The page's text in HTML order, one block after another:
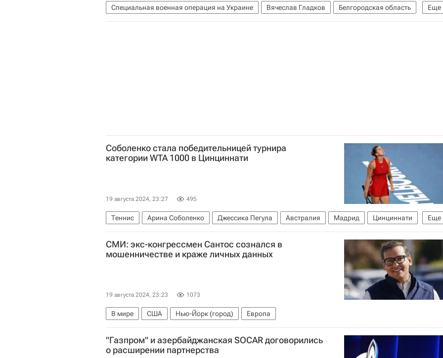
Еще
Специальная военная операция на Украине Вячеслав Гладков
Белгородская область
Происшествия
Соболенко стала победительницей турнира
категории WTA 1000 в Цинциннати
19 августа 2024, 23:27 495
Еще
Теннис Арина Соболенко Джессика Пегула Австралия Мадрид
Цинциннати
Спорт
СМИ: экс-конгрессмен Сантос сознался в
мошенничестве и краже личных данных
19 августа 2024, 23:23 1073
В мире США Нью-Йорк (город) Европа
"Газпром" и азербайджанская SOCAR договорились
о расширении партнерства